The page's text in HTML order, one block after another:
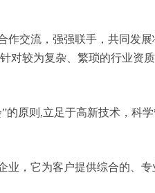
交流，强强联手，共同发
对较为复杂、繁琐的行业
的原则,立足于高新技术，
业，它为客户提供综合的、